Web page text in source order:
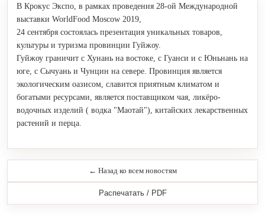
В Крокус Экспо, в рамках проведения 28-ой Международной
выставки WorldFood Moscow 2019,
24 сентября состоялась презентация уникальных товаров,
культуры и туризма провинции Гуйжоу.
Гуйжоу граничит с Хунань на востоке, с Гуанси и с Юньнань на
юге, с Сычуань и Чунцин на севере. Провинция является
экологическим оазисом, славится приятным климатом и
богатыми ресурсами, является поставщиком чая, ликёро-
водочных изделий ( водка "Маотай"), китайских лекарственных
растений и перца.
← Назад ко всем новостям
Распечатать / PDF